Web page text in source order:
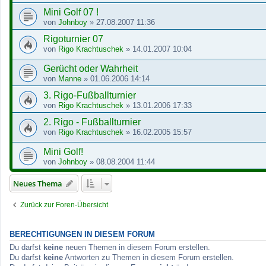
Mini Golf 07 !
von Johnboy » 27.08.2007 11:36
Rigoturnier 07
von Rigo Krachtuschek » 14.01.2007 10:04
Gerücht oder Wahrheit
von Manne » 01.06.2006 14:14
3. Rigo-Fußballturnier
von Rigo Krachtuschek » 13.01.2006 17:33
2. Rigo - Fußballturnier
von Rigo Krachtuschek » 16.02.2005 15:57
Mini Golf!
von Johnboy » 08.08.2004 11:44
Neues Thema
Zurück zur Foren-Übersicht
BERECHTIGUNGEN IN DIESEM FORUM
Du darfst keine neuen Themen in diesem Forum erstellen.
Du darfst keine Antworten zu Themen in diesem Forum erstellen.